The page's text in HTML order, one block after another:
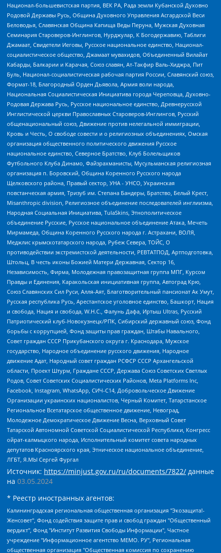
Национал-большевистская партия, ВЕК РА, Рада земли Кубанской Духовно
Родовой Державы Русь, Община Духовного Управления Асгардской Веси
Беловодья, Славянская Община Капища Веды Перуна, Мужская Духовная
Семинария Староверов-Инглингов, Нурджулар, К Богодержавию, Таблиги
Джамаат, Свидетели Иеговы, Русское национальное единство, Национал-
социалистическое общество, Джамаат мувахидов, Объединенный Вилайат
Кабарды, Балкарии и Карачая, Союз славян, Ат-Такфир Валь-Хиджра, Пит
Буль, Национал-социалистическая рабочая партия России, Славянский союз,
Формат-18, Благородный Орден Дьявола, Армия воли народа,
Национальная Социалистическая Инициатива города Череповца, Духовно-
Родовая Держава Русь, Русское национальное единство, Древнерусской
Инглистической церкви Православных Староверов-Инглингов, Русский
общенациональный союз, Движение против нелегальной иммиграции,
Кровь и Честь, О свободе совести и о религиозных объединениях, Омская
организация общественного политического движения Русское
национальное единство, Северное Братство, Клуб Болельщиков
Футбольного Клуба Динамо, Файзрахманисты, Мусульманская религиозная
организация п. Боровский, Община Коренного Русского народа
Щелковского района, Правый сектор, УНА - УНСО, Украинская
повстанческая армия, Тризуб им. Степана Бандеры, Братство, Белый Крест,
Misanthropic division, Религиозное объединение последователей инглиизма,
Народная Социальная Инициатива, TulaSkins, Этнополитическое
объединение Русские, Русское национальное объединение Атака, Мечеть
Мирмамеда, Община Коренного Русского народа г. Астрахани, ВОЛЯ,
Меджлис крымскотатарского народа, Рубеж Севера, ТОЙС, О
противодействии экстремистской деятельности, РЕВТАТПОД, Артподготовка,
Штольц, В честь иконы Божией Матери Державная, Сектор 16,
Независимость, Фирма, Молодежная правозащитная группа МПГ, Курсом
Правды и Единения, Каракольская инициативная группа, Автоград Крю,
Союз Славянских Сил Руси, Алля-Аят, Благотворительный пансионат Ак Умут,
Русская республика Русь, Арестантское уголовное единство, Башкорт, Нация
и свобода, Нация и свобода, W.H.С., Фалунь Дафа, Иртыш Ultras, Русский
Патриотический клуб-Новокузнецк/РПК, Сибирский державный союз, Фонд
борьбы с коррупцией, Фонд защиты прав граждан, Штабы Навального,
Совет граждан СССР Прикубанского округа г. Краснодара, Мужское
государство, Народное объединение русского движения, Народное
движение Адат, Народный совет граждан РСФСР СССР Архангельской
области, Проект Штурм, Граждане СССР, Держава Союз Советских Светлых
Родов, Совет Советских Социалистических Районов, Meta Platforms Inc,
Facebook, Instagram, WhatsApp, СИЧ-С14, Добровольческое Движение
Организации украинских националистов, Черный Комитет, Татарстанское
Региональное Всетатарское общественное движение, Невоград,
Молодежное Демократическое Движение Весна, Верховный Совет
Татарской Автономной Советской Социалистической Республики, Конгресс
ойрат-калмыцкого народа, Исполнительный комитет совета народных
депутатов Красноярского края, Этническое национальное объединение,
ЛГБТ, Я.МЫ Сергей Фургал
Источник: https://minjust.gov.ru/ru/documents/7822/ данные
на 03.05.2024
* Реестр иностранных агентов:
Калининградская региональная общественная организация "Экозащита!-Женсовет", Фонд содействия защите прав и свобод граждан "Общественный вердикт", Фонд "Институт Развития Свободы Информации", Частное учреждение "Информационное агентство МЕМО. РУ", Региональная общественная организация "Общественная комиссия по сохранению наследия академика Сахарова", Фонд поддержки свободы прессы, Санкт-Петербургская общественная правозащитная организация "Гражданский контроль", Межрегиональная общественная организация "Информационно-просветительский центр "Мемориал", Региональный Фонд "Центр Защиты Прав Средств Массовой Информации", с 05.12.2023 Фонд "Центр Защиты Прав Средств массовой информации", Региональная общественная благотворительная организация помощи беженцам и мигрантам "Гражданское содействие", Негосударственное образовательное учреждение дополнительного профессионального образования (повышение квалификации) специалистов "АКАДЕМИЯ ПО ПРАВАМ ЧЕЛОВЕКА", Свердловская региональная общественная организация "Сутяжник", Автономная некоммерческая организация "Центр независимых социологических исследований", Союз общественных объединений "Российский исследовательский центр по правам человека", Региональное общественное учреждение научно-информационный центр "МЕМОРИАЛ", Некоммерческая организация "Фонд защиты гласности", Автономная некоммерческая организация "Институт прав человека", Городская общественная организация "Екатеринбургское общество "МЕМОРИАЛ", Городская общественная организация "Рязанское историко-просветительское и правозащитное общество "Мемориал" (Рязанский Мемориал), Челябинский региональный орган общественной самодеятельности – женское общественное объединение "Женщины Евразии", Челябинский региональный орган общественной самодеятельности "Уральская правозащитная группа", Фонд содействия защите здоровья и социальной справедливости имени Андрея Рылькова, Автономная Некоммерческая Организация "Аналитический Центр Юрия Левады", Автономная некоммерческая организация социальной поддержки населения "Проект Апрель", Региональная общественная организация помощи женщинам и детям, находящимся в кризисной ситуации "Информационно-методический центр "Анна", Фонд содействия развитию массовых коммуникаций и правовому просвещению "Так-так-Так", Фонд содействия устойчивому развитию "Серебряная тайга", Свердловский региональный общественный фонд социальных проектов "Новое время", "Idel.Реалии", Кавказ.Реалии, Крым.Реалии, Телеканал Настоящее Время, Татаро-башкирская служба Радио Свобода (Azatliq Radiosi), Радио Свободная Европа/Радио Свобода (PCE/PC), "Сибирь.Реалии", "Фактограф", Благотворительный фонд помощи осужденным и их семьям, Автономная некоммерческая организация "Институт глобализации и социальных движений", Фонд "В защиту прав заключенных", Частное учреждение "Центр поддержки и содействия развитию средств массовой информации", Пензенский региональный общественный благотворительный фонд "Гражданский союз", "Север.Реалии", Некоммерческая организация Фонд "Правовая инициатива", Общество с ограниченной ответственностью "Радио Свободная Европа/Радио Свобода", Чешское информационное агентство "MEDIUM-ORIENT", Красноярская региональная общественная организация "Мы против СПИДа", Камалягин Денис Николаевич, Маркелов Сергей Евгеньевич, Пономарев Лев Александрович, Савицкая Людмила Алексеевна, Автономная некоммерческая организация "Центр по работе с проблемой насилия "НАСИЛИЮ.НЕТ", Межрегиональный профессиональный союз работников здравоохранения "Альянс врачей", Юридическое лицо, зарегистрированное в Латвийской Республике, SIA "Medusa Project" (регистрационный номер 40103797863, дата регистрации 10.06.2014), Некоммерческая организация "Фонд по борьбе с коррупцией", Автономная некоммерческая организация "Институт права и публичной политики", Баданин Роман Сергеевич, Гликин Максим Александрович, Железнова Мария Михайловна, Лукьянова Юлия Сергеевна, Маетная Елизавета Витальевна, Маняхин Петр Борисович, Чуракова Ольга Владимировна, Ярош Юлия Петровна, Юридическое лицо "The Insider SIA", зарегистрированное в Риге, Латвийская Республика (дата регистрации 26.06.2015), являющееся администратором доменного имени интернет-издания "The Insider SIA", https://theins.ru, Постернак Алексей Евгеньевич, Рубин Михаил Аркадьевич, Анин Роман Александрович, Юридическое лицо Istories fonds, зарегистрированное в Латвийской Республике (регистрационный номер 50008295751, дата регистрации 24.02.2020), Великовский Дмитрий Александрович, Долинина Ирина Николаевна, Мароховская Алеся Алексеевна, Шлейнов Роман Юрьевич, Шмагун Олеся Валентиновна, Общество с ограниченной ответственностью "Альтаир 2021", Общество с ограниченной ответственностью "Вега 2021", Общество с ограниченной ответственностью "Главный редактор 2021", Общество с ограниченной ответственностью "Ромашки монолит", Важенков Артем Валерьевич, Ивановская областная общественная организация "Центр гендерных исследований", Гурман Юрий Альбертович, Медиапроект "ОВД-Инфо", Егоров Владимир Владимирович, Жилинский Владимир Александрович, Общество с ограниченной ответственностью "ЗП", Иванова София Юрьевна, Карезина Инна Павловна, Кильтау Екатерина Викторовна, Петров Алексей Викторович, Пискунов Сергей Евгеньевич, Смирнов Сергей Сергеевич, Тихонов Михаил Сергеевич, Общество с ограниченной ответственностью "ЖУРНАЛИСТ-ИНОСТРАННЫЙ АГЕНТ", Арапова Галина Юрьевна, Вольтская Татьяна Анатольевна, Американская компания "Mason G.E.S. Anonymous Foundation" (США), являющаяся владельцем интернет-издания https://mnews.world/, Компания "Stichting Bellingcat", зарегистрированная в Нидерландах (дата регистрации 11.07.2018), Захаров Андрей Вячеславович, Клепиковская Екатерина Дмитриевна, Общество с ограниченной ответственностью "МЕМО", Перл Роман Александрович, Симонов Евгений Алексеевич, Соловьева Елена Анатольевна, Сотников Даниил Владимирович, Сурначева Елизавета Дмитриевна, Автономная некоммерческая организация по защите прав человека и информированию населения "Якутия – Наше Мнение", Общество с ограниченной ответственностью "Москоу диджитал медиа", с 26.01.2023 Общество с ограниченной ответственностью "Чайка Белые сады", Ветошкина Валерия Валерьевна, Заговора Максим Александрович, Межрегиональное общественное движение "Российская ЛГБТ - сеть", Оленичев Максим Владимирович, Павлов Иван Юрьевич, Скворцова Елена Сергеевна, Общество с ограниченной ответственностью "Как бы инагент", Кочетков Игорь Викторович, Общество с ограниченной ответственностью "Честные выборы", Еланчик Олег Александрович, Общество с ограниченной ответственностью "Нобелевский призыв", Гималова Регина Эмилевна, Григорьев Андрей Валерьевич, Григорьева Алина Александровна, Ассоциация по содействию защите прав призывников, альтернативнослужащих и военнослужащих "Правозащитная группа "Гражданин.Армия.Право", Хисамова Регина Фаритовна, Автономная некоммерческая организация по реализации социально-правовых программ "Лилит", Дальневосточное общественное движение "Маяк", Санкт-Петербургская ЛГБТ-инициативная группа "Выход", Инициативная группа ЛГБТ+ "Реверс", Алексеев Андрей Викторович, Бекбулатова Таисия Львовна, Беляев Иван Михайлович, Владыкина Елена Сергеевна, Гельман Марат Александрович, Никульшина Вероника Юрьевна, Толоконникова Надежда Андреевна, Шендерович Виктор Анатольевич, Общество с ограниченной ответственностью "Данное сообщение", Общество с ограниченной ответственностью Издательский дом "Новая глава", Айнбиндер Александра Александровна, Московский комьюнити-центр для ЛГБТ+инициатив, Благотворительный фонд развития филантропии, Deutsche Welle (Германия, Kurt-Schumacher-Strasse 3, 53113 Bonn), Борзунова Мария Михайловна, Воробьев Виктор Викторович, Голубева Анна Львовна, Константинова Алла Михайловна, Малкова Ирина Владимировна, Мурадов Мурад Абдулгалимович, Осетинская Елизавета Николаевна, Понасенков Евгений Николаевич, Ганапольский Матвей Юрьевич, Киселев Евгений Алексеевич, Борухович Ирина Григорьевна, Дремин Иван Тимофеевич, Дубровский Дмитрий Викторович, Красноярская региональная общественная организация поддержки и развития альтернативных образовательных технологий и межкультурных коммуникаций "ИНТЕРРА", Маяковская Екатерина Алексеевна, Фейгин Марк Захарович, Филимонов Андрей Викторович, Дзугкоева Регина Николаевна, Доброхотов Роман Александрович, Дудь Юрий Александрович, Елкин Сергей Владимирович, Кругликов Кирилл Игоревич, Сабунаева Мария Леонидовна, Семенов Алексей Владимирович, Шаинян Карен Багратович, Шульман Екатерина Михайловна, Асафьев Артур Валерьевич, Вахштайн Виктор Семенович, Венедиктов Алексей Алексеевич, Лушникова Екатерина Евгеньевна, Волков Леонид Михайлович, Невзоров Александр Глебович, Пархоменко Сергей Борисович, Сироткин Ярослав Николаевич, Кара-Мурза Владимир Владимирович, Баранова Наталья Владимировна, Гозман Леонид Яковлевич, Кагарлицкий Борис Юльевич, Климарев Михаил Валерьевич, Милов Владимир Станиславович, Автономная некоммерческая организация Краснодарский центр современного искусства "Типография", Моргенштерн Алишер Тагирович, Соболь Любовь Эдуардовна, Общество с ограниченной ответственностью "ЛИЗА НОРМ", Каспаров Гарри Кимович, Ходорковский Михаил Борисович, Общество с ограниченной ответственностью "Апрельские тезисы", Данилович Ирина Брониславовна, Кашин Олег Владимирович, Петров Николай Владимирович, Пивоваров Алексей Владимирович, Соколов Михаил Владимирович, Цветкова Юлия Владимировна, Чичваркин Евгений Александрович, Комитет против пыток/Команда против пыток, Общество с ограниченной ответственностью "Первый научный", Общество с ограниченной ответственностью "Вертолет и ко", Белоцерковская Вероника Борисовна, Кац Максим Евгеньевич, Лазарева Татьяна Юрьевна, Шаведдинов Руслан Табризович, Яшин Илья Валерьевич, Общество с ограниченной ответственностью "Иноагент ААВ", Алешковский Дмитрий Петрович, Альбац Евгения Марковна, Быков Дмитрий Львович, Галямина Юлия Евгеньевна, Лойко Сергей Леонидович, Мартынов Кирилл Константинович, Медведев Сергей Александрович, Крашенинников Федор Геннадиевич, Гордеева Катерина Вл